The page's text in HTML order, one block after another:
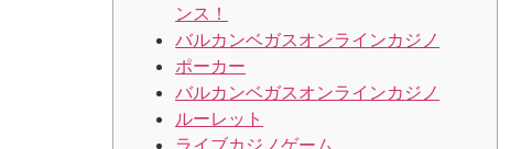
ンス！
バルカンベガスオンラインカジノ
ポーカー
バルカンベガスオンラインカジノ
ルーレット
ライブカジノゲーム